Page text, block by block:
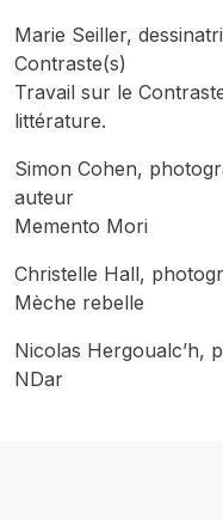
Marie Seiller,
Contraste(s)
Travail sur le
littérature.
Simon Cohen,
auteur
Memento Mori
Christelle Hall,
Mèche rebelle
Nicolas Hergoualc’h,
NDar